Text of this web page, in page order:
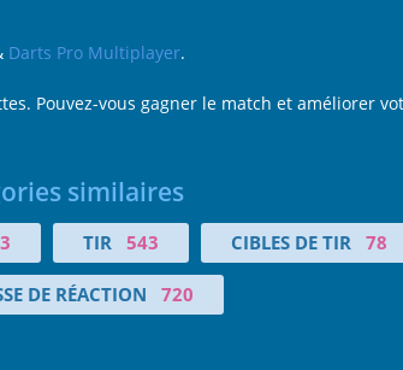
Darts Pro Multiplayer.
Pouvez-vous gagner le match et améliorer
similaires
TIR 543 CIBLES DE TIR 78
DE RÉACTION 720